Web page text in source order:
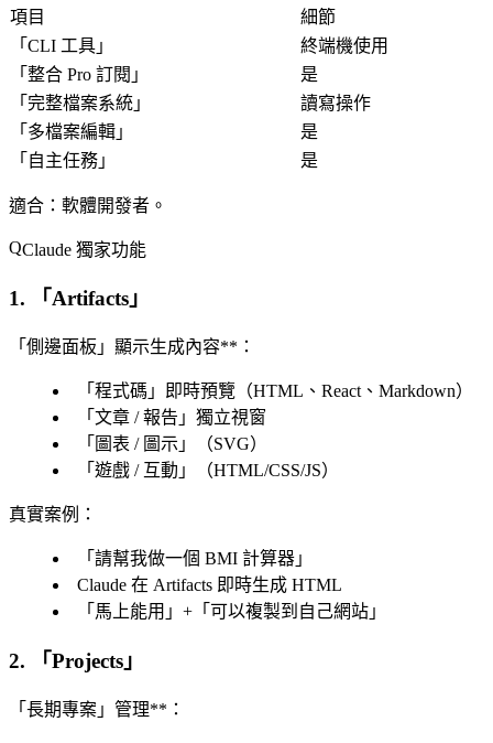
項目
細節
「 CLI 工具 」
終端機使用
「 整合 Pro 訂閱 」
是
「 完整檔案系統 」
讀寫操作
「 多檔案編輯 」
是
「 自主任務 」 是
適合 ：軟體開發者。
Claude 獨家功能
1. 「Artifacts 」
「側邊面板」顯示生成內容**：
「 程式碼 」即時預覽（HTML、React、Markdown）
「 文章 / 報告 」獨立視窗
「 圖表 / 圖示 」（SVG）
「 遊戲 / 互動 」（HTML/CSS/JS）
真實案例 ：
「 請幫我做一個 BMI 計算器 」
Claude 在 Artifacts 即時生成 HTML
「 馬上能用 」+「 可以複製到自己網站 」
2. 「Projects 」
「長期專案」管理**：